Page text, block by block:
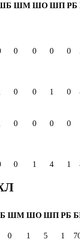
ШМ ШО ШП РБ
0 0 0 0
0 0 1 0
0 0 0 0
0 1 4 1
ШМ ШО ШП РБ
0 1 5 1